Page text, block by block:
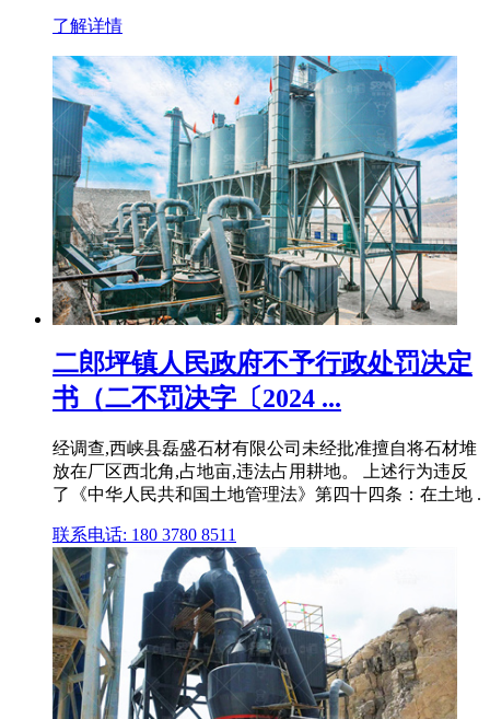
了解详情
二郎坪镇人民政府不予行政处罚决定
书（二不罚决字〔2024 ...
经调查,西峡县磊盛石材有限公司未经批准擅自将石材堆
放在厂区西北角,占地亩,违法占用耕地。 上述行为违反
了《中华人民共和国土地管理法》第四十四条：在土地 .
联系电话: 180 3780 8511